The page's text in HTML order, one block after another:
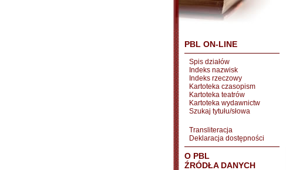
PBL ON-LINE
Spis działów
Indeks nazwisk
Indeks rzeczowy
Kartoteka czasopism
Kartoteka teatrów
Kartoteka wydawnictw
Szukaj tytułu/słowa
Transliteracja
Deklaracja dostępności
O PBL
ŹRÓDŁA DANYCH